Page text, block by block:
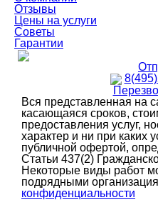
Отзывы
Цены на услуги
Советы
Гарантии
Вся представленная на
касающаяся сроков,
предоставления услуг,
характер и ни при каких
публичной офертой,
Статьи 437(2)
Некоторые виды работ
подрядными
конфиденциальности